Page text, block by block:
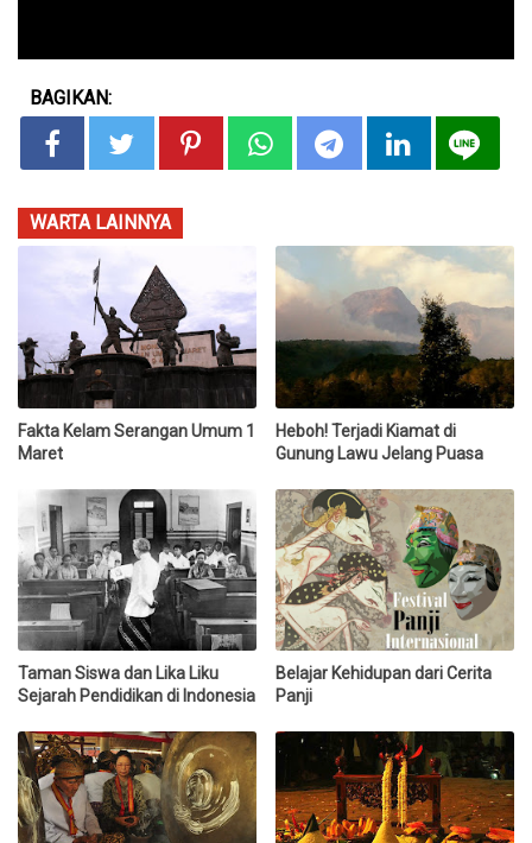
BAGIKAN:
WARTA LAINNYA
Fakta Kelam Serangan Umum 1
Maret
Heboh! Terjadi Kiamat di
Gunung Lawu Jelang Puasa
Taman Siswa dan Lika Liku
Sejarah Pendidikan di Indonesia
Belajar Kehidupan dari Cerita
Panji